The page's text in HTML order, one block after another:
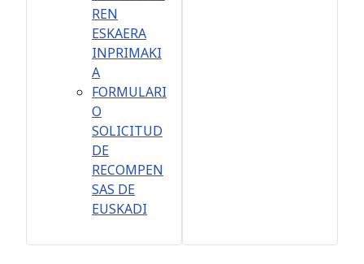
REN
ESKAERA
INPRIMAKI
A
FORMULARI
O
SOLICITUD
DE
RECOMPEN
SAS DE
EUSKADI